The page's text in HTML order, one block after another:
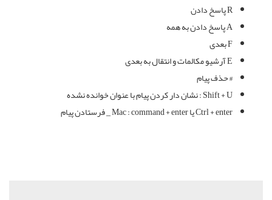
R پاسخ دادن
A پاسخ دادن به همه
F بعدی
E آرشیو مکالمات و انتقال به بعدی
# حذف پیام
Shift + U : نشان دار کردن پیام با عنوان خوانده نشده
Ctrl + enter یا Mac : command + enter _ فرستادن پیام